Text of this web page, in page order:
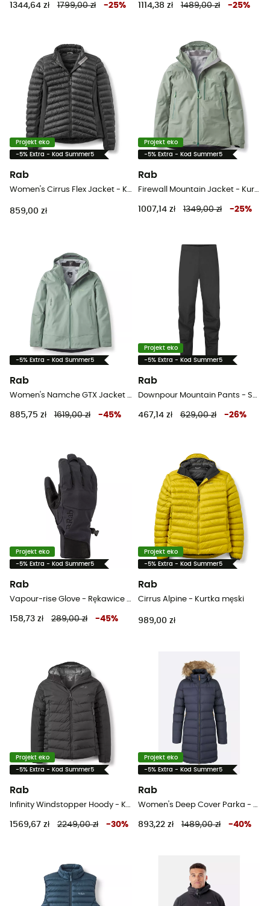
1344,64 zł 1799,00 zł -25% 1114,38 zł 1489,00 zł -25%
Projekt eko
-5% Extra - Kod Summer5
Rab
Women's Cirrus Flex Jacket - Kurtka damski
859,00 zł
Projekt eko
-5% Extra - Kod Summer5
Rab
Firewall Mountain Jacket - Kurtka z membraną damska
1007,14 zł 1349,00 zł -25%
-5% Extra - Kod Summer5
Rab
Women's Namche GTX Jacket - Kurtka z membraną damska
885,75 zł 1619,00 zł -45%
Projekt eko
-5% Extra - Kod Summer5
Rab
Downpour Mountain Pants - Spodnie nieprzemakalne męskie
467,14 zł 629,00 zł -26%
Projekt eko
-5% Extra - Kod Summer5
Rab
Vapour-rise Glove - Rękawice narciarskie meskie
158,73 zł 289,00 zł -45%
Projekt eko
-5% Extra - Kod Summer5
Rab
Cirrus Alpine - Kurtka męski
989,00 zł
Projekt eko
-5% Extra - Kod Summer5
Rab
Infinity Windstopper Hoody - Kurtka puchowa meski
1569,67 zł 2249,00 zł -30%
Projekt eko
-5% Extra - Kod Summer5
Rab
Women's Deep Cover Parka - Kurtka zimowa damska
893,22 zł 1489,00 zł -40%